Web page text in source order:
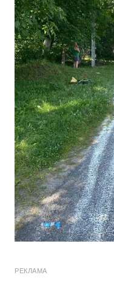
РЕКЛАМА